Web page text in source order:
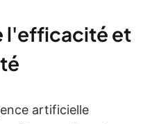
l'efficacité et
artificielle